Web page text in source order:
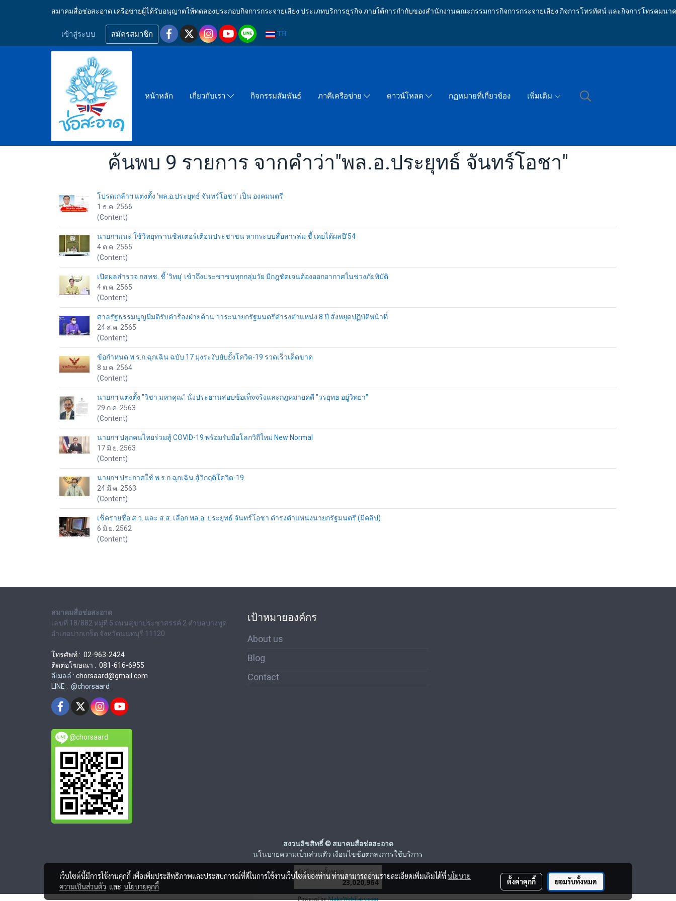
สมาคมสื่อช่อสะอาด เครือข่ายผู้ได้รับอนุญาตให้ทดลองประกอบกิจการกระจายเสียง ประเภทบริการธุรกิจ ภายใต้การกำกับของสำนักงานคณะกรรมการกิจการกระจายเสียง กิจการโทรทัศน์ และกิจการโทรคมนา
เข้าสู่ระบบ สมัครสมาชิก TH
หน้าหลัก เกี่ยวกับเรา กิจกรรมสัมพันธ์ ภาคีเครือข่าย ดาวน์โหลด กฏหมายที่เกี่ยวข้อง เพิ่มเติม
ค้นพบ 9 รายการ จากคำว่า"พล.อ.ประยุทธ์ จันทร์โอชา"
โปรดเกล้าฯ แต่งตั้ง ‘พล.อ.ประยุทธ์ จันทร์โอชา' เป็น องคมนตรี
1 ธ.ค. 2566
(Content)
นายกฯแนะ ใช้วิทยุทรานซิสเตอร์เตือนประชาชน หากระบบสื่อสารล่ม ชี้ เคยได้ผลปี’54
4 ต.ค. 2565
(Content)
เปิดผลสำรวจ กสทช. ชี้ 'วิทยุ' เข้าถึงประชาชนทุกกลุ่มวัย มีกฎชัดเจนต้องออกอากาศในช่วงภัยพิบัติ
4 ต.ค. 2565
(Content)
ศาลรัฐธรรมนูญมีมติรับคำร้องฝ่ายค้าน วาระนายกรัฐมนตรีดำรงตำแหน่ง 8 ปี สั่งหยุดปฏิบัติหน้าที่
24 ส.ค. 2565
(Content)
ข้อกำหนด พ.ร.ก.ฉุกเฉิน ฉบับ 17 มุ่งระงับยับยั้งโควิด-19 รวดเร็วเด็ดขาด
8 ม.ค. 2564
(Content)
นายกฯ แต่งตั้ง "วิชา มหาคุณ" นั่งประธานสอบข้อเท็จจริงและกฎหมายคดี "วรยุทธ อยู่วิทยา"
29 ก.ค. 2563
(Content)
นายกฯ ปลุกคนไทยร่วมสู้ COVID-19 พร้อมรับมือโลกวิถีใหม่ New Normal
17 มิ.ย. 2563
(Content)
นายกฯ ประกาศใช้ พ.ร.ก.ฉุกเฉิน สู้วิกฤติโควิด-19
24 มี.ค. 2563
(Content)
เช็ครายชื่อ ส.ว. และ ส.ส. เลือก พล.อ. ประยุทธ์ จันทร์โอชา ดำรงตำแหน่งนายกรัฐมนตรี (มีคลิป)
6 มิ.ย. 2562
(Content)
สมาคมสื่อช่อสะอาด
เลขที่ 18/882 หมู่ที่ 5 ถนนสุขาประชาสรรค์ 2 ตำบลบางพูด
อำเภอปากเกร็ด จังหวัดนนทบุรี 11120
โทรศัพท์ : 02-963-2424
ติดต่อโฆษณา : 081-616-6955
อีเมลล์ : chorsaard@gmail.com
LINE : @chorsaard
@chorsaard
เป้าหมายองค์กร
About us
Blog
Contact
สงวนลิขสิทธิ์ © สมาคมสื่อช่อสะอาด
นโนบายความเป็นส่วนตัว เงื่อนไขข้อตกลงการใช้บริการ
ผู้เข้าชมวันนี้ 15,180
Powered byMakeWebEasy.com
เว็บไซต์นี้มีการใช้งานคุกกี้ เพื่อเพิ่มประสิทธิภาพและประสบการณ์ที่ดีในการใช้งานเว็บไซต์ของท่าน ท่านสามารถอ่านรายละเอียดเพิ่มเติมได้ที่นโยบาย
ความเป็นส่วนตัว และ นโยบายคุกกี้
ตั้งค่าคุกกี้ ยอมรับทั้งหมด